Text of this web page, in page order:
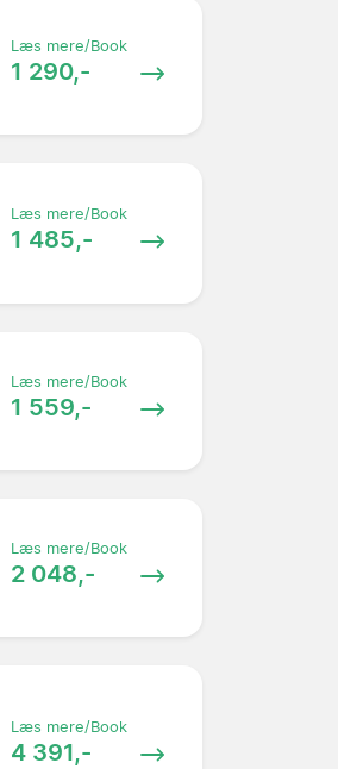
Læs mere/Book
1 290,-
Læs mere/Book
1 485,-
Læs mere/Book
1 559,-
Læs mere/Book
2 048,-
Læs mere/Book
4 391,-